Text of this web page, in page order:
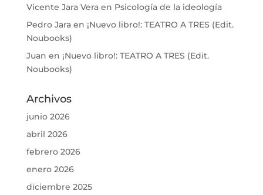
Vicente Jara Veraen Psicología de la ideología
Pedro Jaraen ¡Nuevo libro!: TEATRO A TRES (Edit.
Noubooks)
Juan en ¡Nuevo libro!: TEATRO A TRES (Edit.
Noubooks)
Archivos
junio 2026
abril 2026
febrero 2026
enero 2026
diciembre 2025